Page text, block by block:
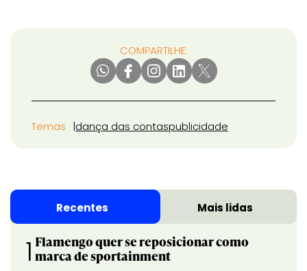
COMPARTILHE:
Temas dança das contaspublicidade
Recentes Mais lidas
1 Flamengo quer se reposicionar como
marca de sportainment